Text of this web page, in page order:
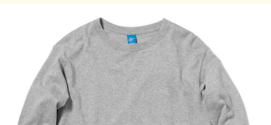
いな発色が特徴で、ベーシックかつシンプルな仕上がりで着
回しやすく上品な印象です。
Pigment Dye（顔料染め）カラーは独特な濃淡のある色合い
で、風合い感と経年変化による色あせを楽しむことができま
Fabric made in USA
Assembled in Japan
サイズの目安